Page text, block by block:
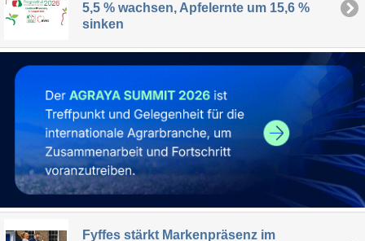
5,5 % wachsen, Apfelernte um 15,6 %
sinken
Fyffes stärkt Markenpräsenz im